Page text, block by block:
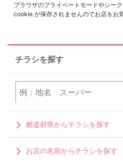
ブラウザのプライベートモードやシー
cookie が保存されませんのでお店をお
チラシを探す
都道府県からチラシを探す
お店の名前からチラシを探す